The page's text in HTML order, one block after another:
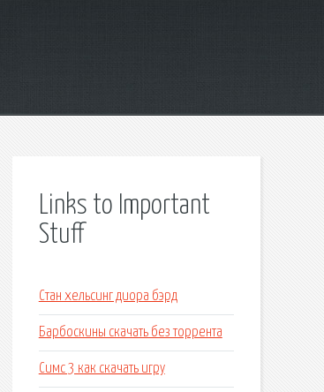
Links to Important
Stuff
Стан хельсинг диора бэрд
Барбоскины скачать без торрента
Симс 3 как скачать игру